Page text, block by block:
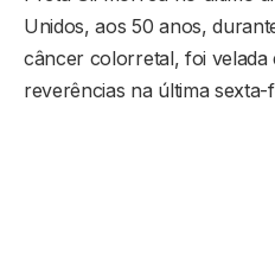
Unidos, aos 50 anos,
câncer colorretal, foi velada
reverências na última sexta-